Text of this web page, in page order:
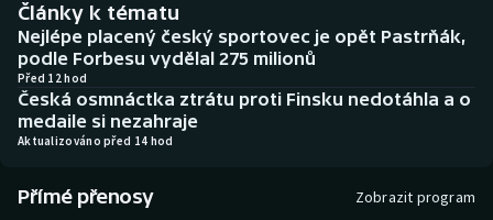
Basketbal
Biatlon
Boby a skeleton
Box
Historické návraty
Aplikace ČT sport
AZ kvíz
Články k tématu
Nejlépe placený český sportovec je opět Pastrňák,
podle Forbesu vydělal 275 milionů
Před 12 hod
Česká osmnáctka ztrátu proti Finsku nedotáhla a o
medaile si nezahraje
Aktualizováno před 14 hod
Přímé přenosy Zobrazit program